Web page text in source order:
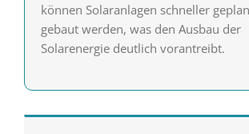
können Solaranlagen schneller
gebaut werden, was den Ausbau der
Solarenergie deutlich vorantreibt.